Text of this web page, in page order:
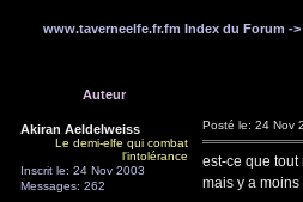
www.taverneelfe.fr.fm Index du Forum ->
Auteur
Akiran Aeldelweiss
Le demi-elfe qui combat
l'intolérance
Inscrit le: 24 Nov 2003
Messages: 262
Posté le: 24 Nov
est-ce que
mais y a